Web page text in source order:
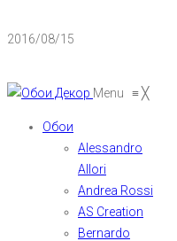
2016/08/15
Menu ≡╳
Обои
Alessandro
Allori
Andrea Rossi
AS Creation
Bernardo